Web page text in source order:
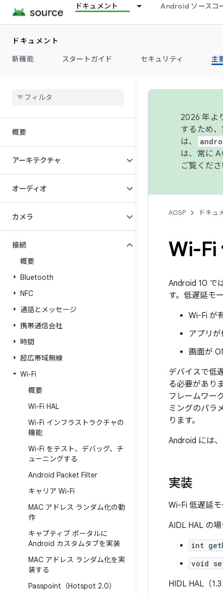
ドキュメント Android ソースコ
ドキュメント
新機能
スタートガイド セキュリティ 主
概要
アーキテクチャ
オーディオ
カメラ
接続
概要
Bluetooth
NFC
通話とメッセージ
携帯通信会社
時間
超広帯域無線
Wi-Fi
概要
Wi-Fi HAL
Wi-Fi インフラストラクチャの
機能
Wi-Fi をテスト、デバッグ、チ
ューニングする
Android Packet Filter
キャリア Wi-Fi
MAC アドレス ランダム化の動
作
キャプティブ ポータルに
Android カスタムタブを実装
MAC アドレス ランダム化を実
装する
Passpoint（Hotspot 2.0）
2026 年よ
するため
は、
は、常に
ご覧くださ
AOSP ドキュ
Wi-Fi
Android 10 で
す。低遅延モ
Wi-Fi が
アプリ
画面が
デバイスで低
る必要があり
フレームワー
ミングのパラ
ります。
Android には
実装
Wi-Fi 低遅延
AIDL HAL の場
int
void
HIDL HAL（